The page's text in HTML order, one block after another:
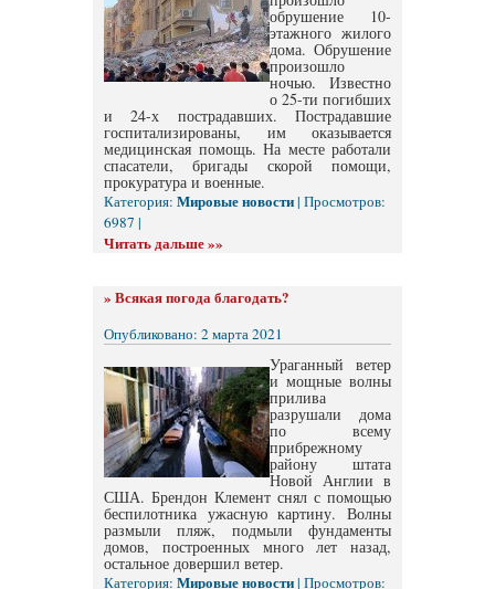
обрушение 10-
этажного жилого
дома. Обрушение
произошло
ночью. Известно
о 25-ти погибших
и 24-х пострадавших. Пострадавшие
госпитализированы, им оказывается
медицинская помощь. На месте работали
спасатели, бригады скорой помощи,
прокуратура и военные.
Категория: Мировые новости| Просмотров:
6987 |
Читать дальше »»
» Всякая погода благодать?
Опубликовано: 2 марта 2021
Ураганный ветер
и мощные волны
прилива
разрушали дома
по всему
прибрежному
району штата
Новой Англии в
США. Брендон Клемент снял с помощью
беспилотника ужасную картину. Волны
размыли пляж, подмыли фундаменты
домов, построенных много лет назад,
остальное довершил ветер.
Категория: Мировые новости| Просмотров: